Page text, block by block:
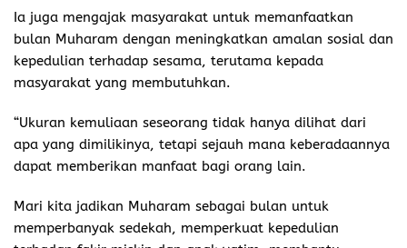
Ia juga mengajak masyarakat untuk memanfaatkan
bulan Muharam dengan meningkatkan amalan sosial dan
kepedulian terhadap sesama, terutama kepada
masyarakat yang membutuhkan.
“Ukuran kemuliaan seseorang tidak hanya dilihat dari
apa yang dimilikinya, tetapi sejauh mana keberadaannya
dapat memberikan manfaat bagi orang lain.
Mari kita jadikan Muharam sebagai bulan untuk
memperbanyak sedekah, memperkuat kepedulian